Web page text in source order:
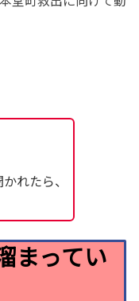
れたら、
まってい